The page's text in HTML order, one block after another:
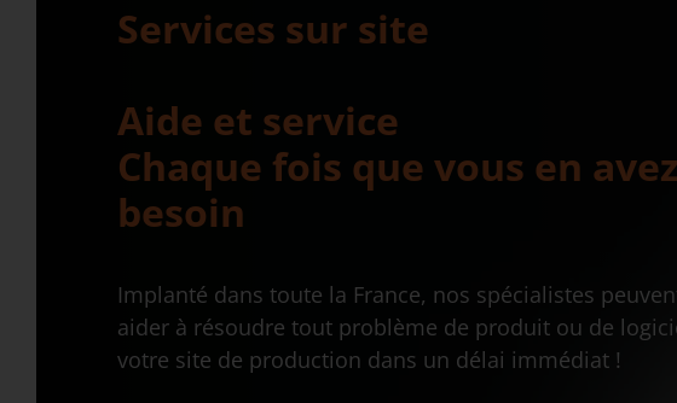
Services sur site
Aide et service
Chaque fois que vous en avez
besoin
Implanté dans toute la France, nos spécialistes
aider à résoudre tout problème de produit ou de
votre site de production dans un délai immédiat !